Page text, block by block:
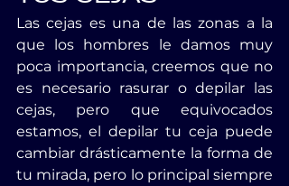
Las cejas es una de las zonas a la
que los hombres le damos muy
poca importancia, creemos que no
es necesario rasurar o depilar las
cejas, pero que equivocados
estamos, el depilar tu ceja puede
cambiar drásticamente la forma de
tu mirada, pero lo principal siempre